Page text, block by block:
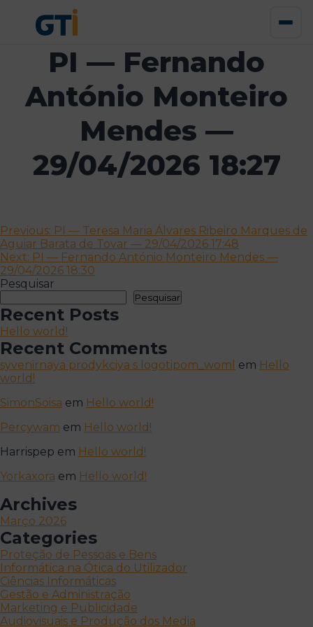
PI — Fernando
António Monteiro
Mendes —
29/04/2026 18:27
Navegação
de
artigos
Previous: PI — Teresa Maria Álvares Ribeiro Marques de
Aguiar Barata de Tovar — 29/04/2026 17:48
Next: PI — Fernando António Monteiro Mendes —
29/04/2026 18:30
Pesquisar
Pesquisar
Recent Posts
Hello world!
Recent Comments
syvenirnaya prodykciya s logotipom_woml em Hello
world!
SimonSoisa em Hello world!
Percywam em Hello world!
Harrispep em Hello world!
Yorkaxora em Hello world!
Archives
Março 2026
Categories
Proteção de Pessoas e Bens
Informática na Ótica do Utilizador
Ciências Informáticas
Gestão e Administração
Marketing e Publicidade
Audiovisuais e Produção dos Media